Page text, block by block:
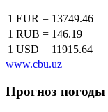
1 EUR = 13749.46
1 RUB = 146.19
1 USD = 11915.64
www.cbu.uz
Прогноз погоды